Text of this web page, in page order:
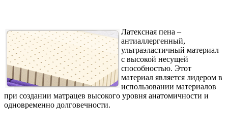
Латексная пена –
антиаллергенный,
ультраэластичный материал
с высокой несущей
способностью. Этот
материал является лидером в
использовании материалов
при создании матрацев высокого уровня анатомичности и
одновременно долговечности.